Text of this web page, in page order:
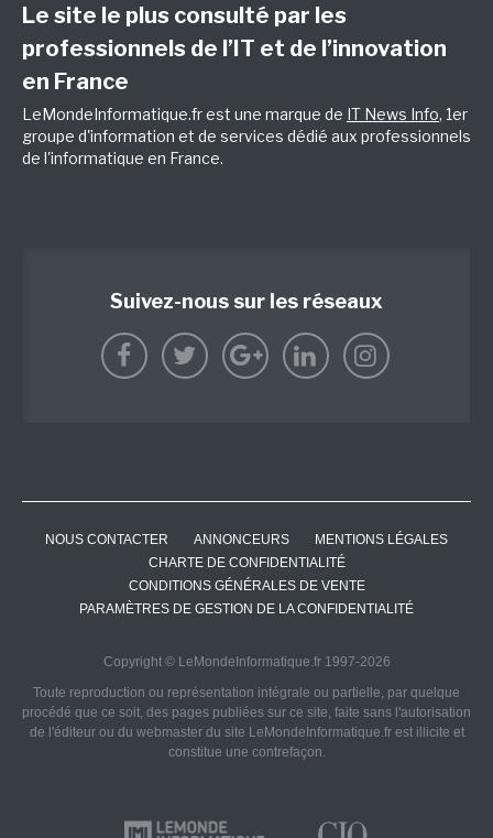
Le site le plus consulté par les
professionnels de l’IT et de l’innovation
en France
LeMondeInformatique.fr est une marque de IT News Info, 1er
groupe d'information et de services dédié aux professionnels
de l'informatique en France.
Suivez-nous sur les réseaux
NOUS CONTACTER ANNONCEURS
MENTIONS LÉGALES
CHARTE DE CONFIDENTIALITÉ
CONDITIONS GÉNÉRALES DE VENTE
PARAMÈTRES DE GESTION DE LA CONFIDENTIALITÉ
Copyright © LeMondeInformatique.fr 1997-2026
Toute reproduction ou représentation intégrale ou partielle, par quelque
procédé que ce soit, des pages publiées sur ce site, faite sans l'autorisation
de l'éditeur ou du webmaster du site LeMondeInformatique.fr est illicite et
constitue une contrefaçon.